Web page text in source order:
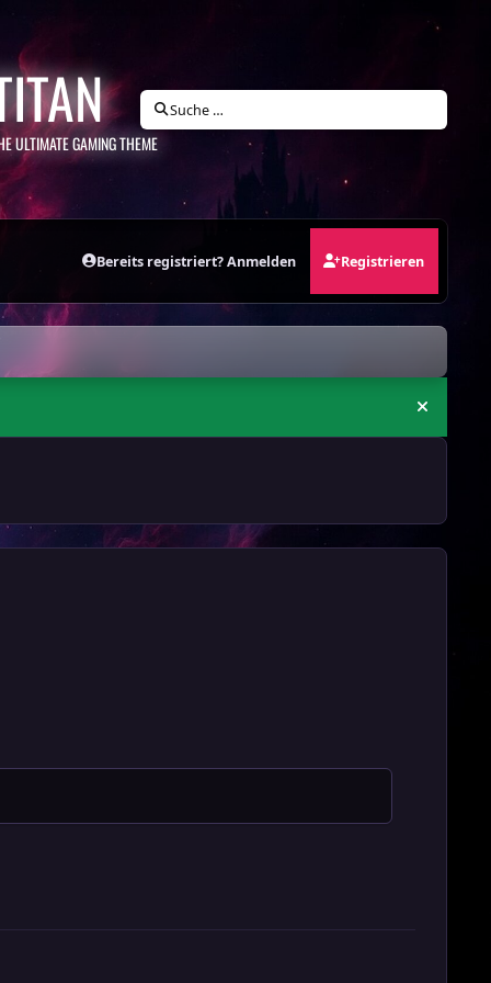
ULTIMATE GAMING THEME
Suche …
Bereits registriert? Anmelden Registrieren